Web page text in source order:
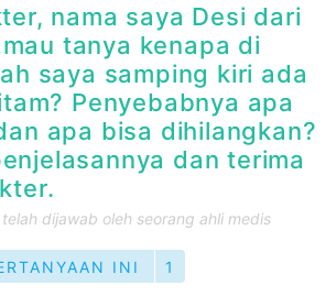
nama saya Desi dari
tanya kenapa di
saya samping kiri ada
Penyebabnya apa
apa bisa dihilangkan?
dan terima
dijawab oleh seorang ahli medis
INI 1